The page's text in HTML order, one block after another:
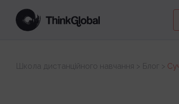
Школа дистанційного навчання > Блог >